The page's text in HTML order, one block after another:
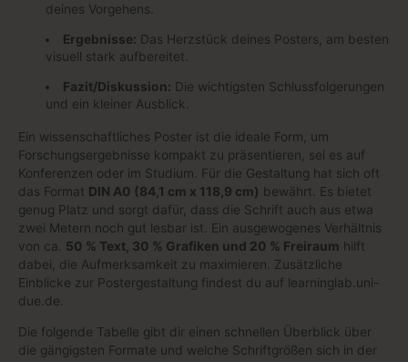
deines Vorgehens.
Ergebnisse: Das Herzstück deines Posters, am besten
visuell stark aufbereitet.
Fazit/Diskussion: Die wichtigsten Schlussfolgerungen
und ein kleiner Ausblick.
Ein wissenschaftliches Poster ist die ideale Form, um
Forschungsergebnisse kompakt zu präsentieren, sei es auf
Konferenzen oder im Studium. Für die Gestaltung hat sich oft
das Format DIN A0 (84,1 cm x 118,9 cm) bewährt. Es bietet
genug Platz und sorgt dafür, dass die Schrift auch aus etwa
zwei Metern noch gut lesbar ist. Ein ausgewogenes Verhältnis
von ca. 50 % Text, 30 % Grafiken und 20 % Freiraum hilft
dabei, die Aufmerksamkeit zu maximieren. Zusätzliche
Einblicke zur Postergestaltung findest du auf learninglab.uni-
due.de.
Die folgende Tabelle gibt dir einen schnellen Überblick über
die gängigsten Formate und welche Schriftgrößen sich in der